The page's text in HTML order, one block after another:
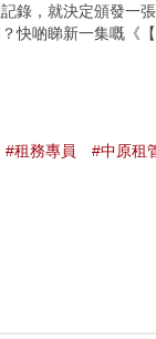
錄，就決定頒發一
快啲睇新一集嘅《
#租務專員 #中原租